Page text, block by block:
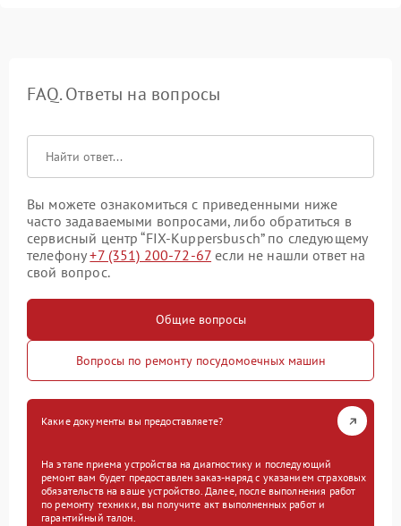
FAQ. Ответы на вопросы
Вы можете ознакомиться с приведенными ниже
часто задаваемыми вопросами, либо обратиться в
сервисный центр “FIX-Kuppersbusch” по следующему
телефону+7 (351) 200-72-67 если не нашли ответ на
свой вопрос.
Общие вопросы
Вопросы по ремонту посудомоечных машин
Какие документы вы предоставляете?
На этапе приема устройства на диагностику и последующий
ремонт вам будет предоставлен заказ-наряд с указанием страховых
обязательств на ваше устройство. Далее, после выполнения работ
по ремонту техники, вы получите акт выполненных работ и
гарантийный талон.